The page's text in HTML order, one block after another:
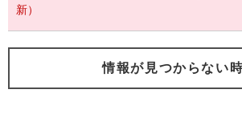
新）
情報が見つからない